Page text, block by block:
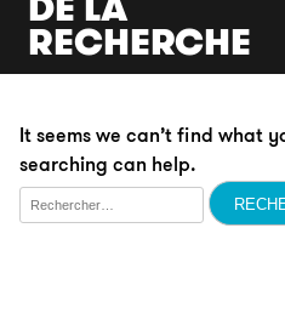
RECHERCHE
It seems we can’t find what
searching can help.
Rechercher :